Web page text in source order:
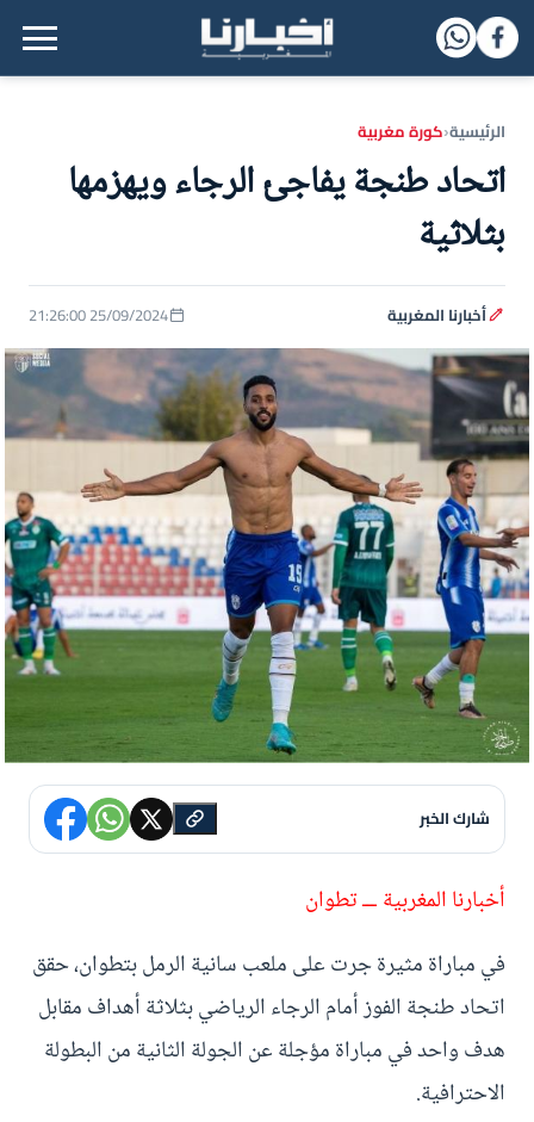
القائمة الرئيسية
الرئيسية‹كورة مغربية
اتحاد طنجة يفاجئ الرجاء ويهزمها
بثلاثية
أخبارنا المغربية 25/09/2024 21:26:00
شارك الخبر
أخبارنا المغربية ـــ تطوان
في مباراة مثيرة جرت على ملعب سانية الرمل بتطوان، حقق
اتحاد طنجة الفوز أمام الرجاء الرياضي بثلاثة أهداف مقابل
هدف واحد في مباراة مؤجلة عن الجولة الثانية من البطولة
الاحترافية.